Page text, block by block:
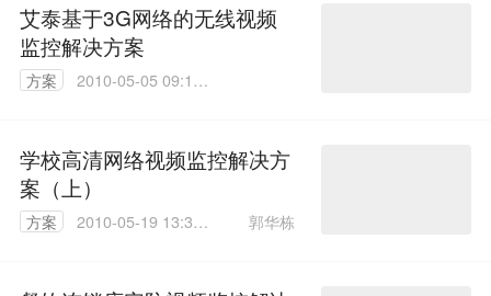
艾泰基于3G网络的无线视频
监控解决方案
方案
2010-05-05 09:19:
学校高清网络视频监控解决方
案（上）
方案
2010-05-19 13:32:
郭华栋